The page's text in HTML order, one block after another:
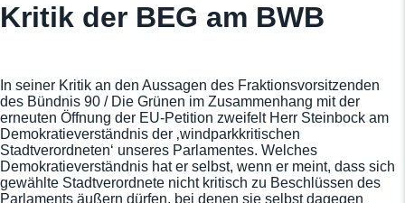
Kritik der BEG am BWB
In seiner Kritik an den Aussagen des Fraktionsvorsitzenden
des Bündnis 90 / Die Grünen im Zusammenhang mit der
erneuten Öffnung der EU-Petition zweifelt Herr Steinbock am
Demokratieverständnis der ‚windparkkritischen
Stadtverordneten‘ unseres Parlamentes. Welches
Demokratieverständnis hat er selbst, wenn er meint, dass sich
gewählte Stadtverordnete nicht kritisch zu Beschlüssen des
Parlaments äußern dürfen, bei denen sie selbst dagegen